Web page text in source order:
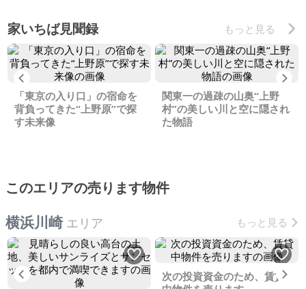
家いちば見聞録 もっと見る
Previous
「東京の入り口」の宿命を
背負ってきた“上野原”で探
す未来像
関東一の過疎の山奥“上野
村”の美しい川と空に隠され
た物語
このエリアの売ります物件
横浜川崎 エリア もっと見る
Previous
次の投資資金のため、賃貸